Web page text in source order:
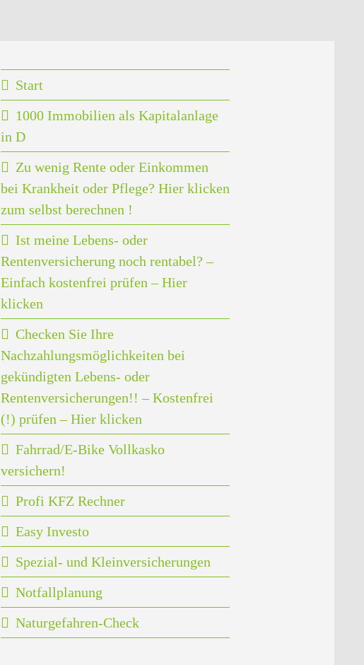
Start
1000 Immobilien als Kapitalanlage
in D
Zu wenig Rente oder Einkommen
bei Krankheit oder Pflege? Hier klicken
zum selbst berechnen !
Ist meine Lebens- oder
Rentenversicherung noch rentabel? –
Einfach kostenfrei prüfen – Hier
klicken
Checken Sie Ihre
Nachzahlungsmöglichkeiten bei
gekündigten Lebens- oder
Rentenversicherungen!! – Kostenfrei
(!) prüfen – Hier klicken
Fahrrad/E-Bike Vollkasko
versichern!
Profi KFZ Rechner
Easy Investo
Spezial- und Kleinversicherungen
Notfallplanung
Naturgefahren-Check